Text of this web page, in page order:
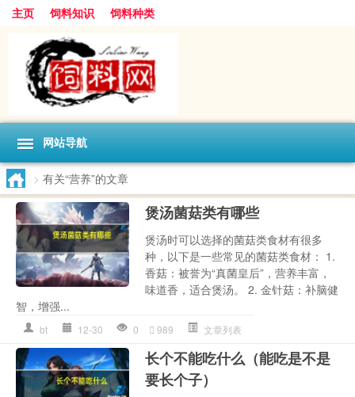
主页 饲料知识 饲料种类
网站导航
> 有关“营养”的文章
煲汤菌菇类有哪些
煲汤时可以选择的菌菇类食材有很多
种，以下是一些常见的菌菇类食材： 1.
香菇：被誉为“真菌皇后”，营养丰富，
味道香，适合煲汤。 2. 金针菇：补脑健
智，增强...
bt 12-30 0 989 文章列表
长个不能吃什么（能吃是不是
要长个子）